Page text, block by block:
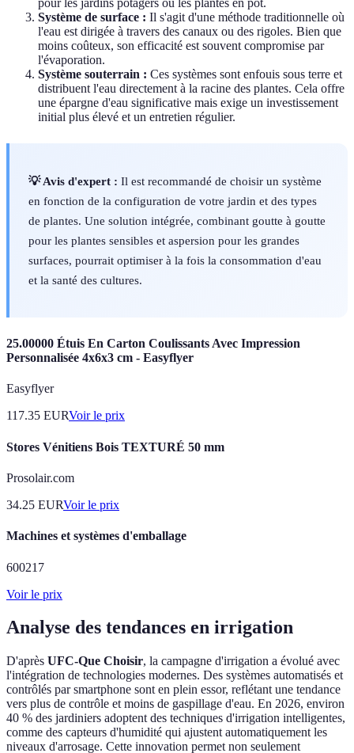
Système de surface : Il s'agit d'une méthode traditionnelle où
l'eau est dirigée à travers des canaux ou des rigoles. Bien que
moins coûteux, son efficacité est souvent compromise par
l'évaporation.
Système souterrain : Ces systèmes sont enfouis sous terre et
distribuent l'eau directement à la racine des plantes. Cela offre
une épargne d'eau significative mais exige un investissement
initial plus élevé et un entretien régulier.
💡 Avis d'expert : Il est recommandé de choisir un système
en fonction de la configuration de votre jardin et des types
de plantes. Une solution intégrée, combinant goutte à goutte
pour les plantes sensibles et aspersion pour les grandes
surfaces, pourrait optimiser à la fois la consommation d'eau
et la santé des cultures.
25.00000 Étuis En Carton Coulissants Avec Impression
Personnalisée 4x6x3 cm - Easyflyer
Easyflyer
117.35 EURVoir le prix
Stores Vénitiens Bois TEXTURÉ 50 mm
Prosolair.com
34.25 EURVoir le prix
Machines et systèmes d'emballage
600217
Voir le prix
Analyse des tendances en irrigation
D'après UFC-Que Choisir, la campagne d'irrigation a évolué avec
l'intégration de technologies modernes. Des systèmes automatisés et
contrôlés par smartphone sont en plein essor, reflétant une tendance
vers plus de contrôle et moins de gaspillage d'eau. En 2026, environ
40 % des jardiniers adoptent des techniques d'irrigation intelligentes,
comme des capteurs d'humidité qui ajustent automatiquement les
niveaux d'arrosage. Cette innovation permet non seulement